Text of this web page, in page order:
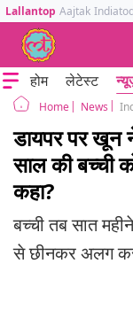
Lallantop Aajtak
होम लेटेस्ट
Home News
डायपर पर खून
साल की बच्ची
कहा?
बच्ची तब सात
से छीनकर अलग कर